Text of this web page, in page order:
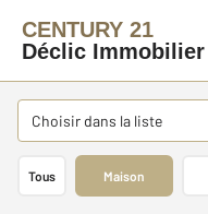
CENTURY 21
Déclic Immobilier
Choisir dans la liste
Tous Maison